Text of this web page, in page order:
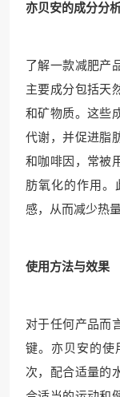
亦贝安的成分分
了解一款减肥产
主要成分包括天
和矿物质。这些
代谢，并促进脂
和咖啡因，常被
肪氧化的作用。
感，从而减少热量
使用方法与效果
对于任何产品而
键。亦贝安的使
次，配合适量的